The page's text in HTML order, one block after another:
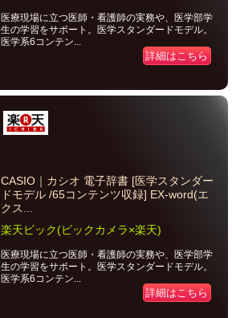
医療現場に立つ医師・看護師の実務や、医学部学
生の学習をサポート。医学スタンダードモデル。
医学系6コンテン...
詳細はこちら
CASIO｜カシオ 電子辞書 [医学スタンダー
ドモデル /65コンテンツ収録] EX-word(エ
クス...
楽天ビック(ビックカメラ×楽天)
医療現場に立つ医師・看護師の実務や、医学部学
生の学習をサポート。医学スタンダードモデル。
医学系6コンテン...
詳細はこちら